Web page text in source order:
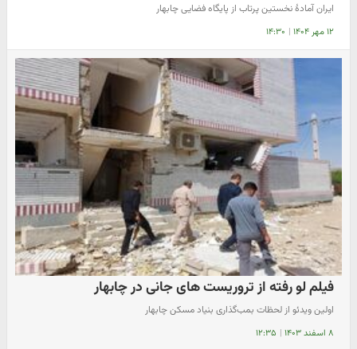
ایران آمادۀ نخستین پرتاب از پایگاه فضایی چابهار
۱۲ مهر ۱۴۰۴ | ۱۴:۳۰
فیلم لو رفته از تروریست های جانی در چابهار
اولین ویدئو از لحظات بمب‌گذاری بنیاد مسکن چابهار
۸ اسفند ۱۴۰۳ | ۱۲:۳۵